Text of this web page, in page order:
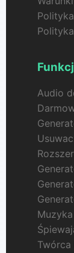
Audio
Twórca